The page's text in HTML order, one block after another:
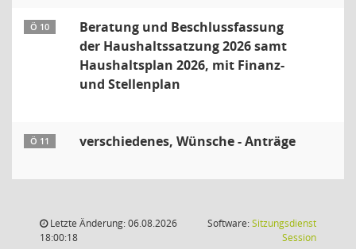
Ö 10
Beratung und Beschlussfassung
der Haushaltssatzung 2026 samt
Haushaltsplan 2026, mit Finanz-
und Stellenplan
Ö 11 verschiedenes, Wünsche - Anträge
Letzte Änderung: 06.08.2026
18:00:18
Software:Sitzungsdienst
Session(Wird in